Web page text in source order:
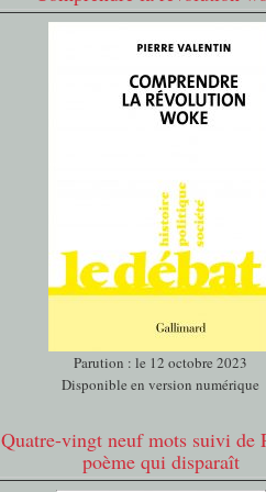
Parution : le 12 octobre 2023
Disponible en version numérique
Quatre-vingt neuf mots suivi de
poème qui disparaît